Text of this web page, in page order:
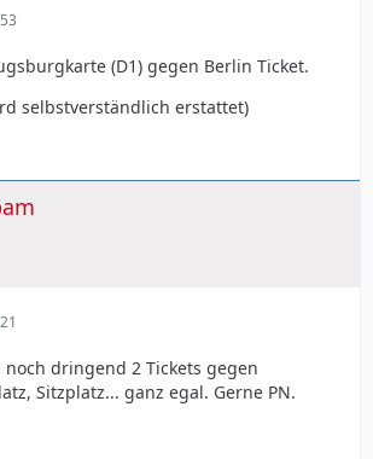
(D1) gegen Berlin Ticket.
selbstverständlich erstattet)
noch dringend 2 Tickets gegen
Sitzplatz... ganz egal. Gerne PN.